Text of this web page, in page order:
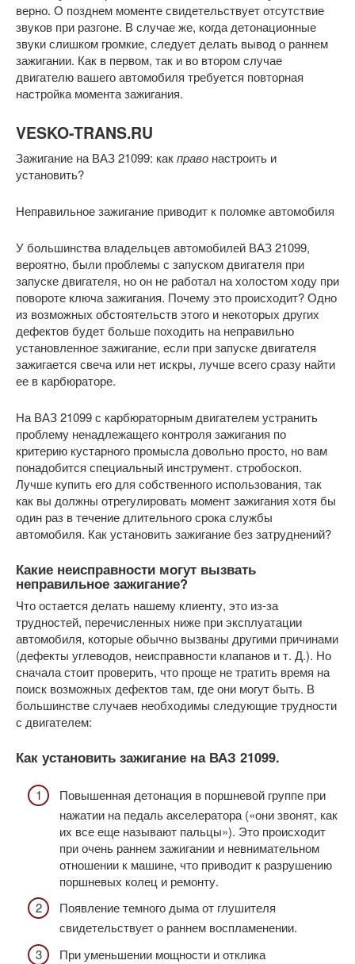
верно. О позднем моменте свидетельствует отсутствие
звуков при разгоне. В случае же, когда детонационные
звуки слишком громкие, следует делать вывод о раннем
зажигании. Как в первом, так и во втором случае
двигателю вашего автомобиля требуется повторная
настройка момента зажигания.
VESKO-TRANS.RU
Зажигание на ВАЗ 21099: какправо настроить и
установить?
Неправильное зажигание приводит к поломке автомобиля
У большинства владельцев автомобилей ВАЗ 21099,
вероятно, были проблемы с запуском двигателя при
запуске двигателя, но он не работал на холостом ходу при
повороте ключа зажигания. Почему это происходит? Одно
из возможных обстоятельств этого и некоторых других
дефектов будет больше походить на неправильно
установленное зажигание, если при запуске двигателя
зажигается свеча или нет искры, лучше всего сразу найти
ее в карбюраторе.
На ВАЗ 21099 с карбюраторным двигателем устранить
проблему ненадлежащего контроля зажигания по
критерию кустарного промысла довольно просто, но вам
понадобится специальный инструмент. стробоскоп.
Лучше купить его для собственного использования, так
как вы должны отрегулировать момент зажигания хотя бы
один раз в течение длительного срока службы
автомобиля. Как установить зажигание без затруднений?
Какие неисправности могут вызвать
неправильное зажигание?
Что остается делать нашему клиенту, это из-за
трудностей, перечисленных ниже при эксплуатации
автомобиля, которые обычно вызваны другими причинами
(дефекты углеводов, неисправности клапанов и т. Д.). Но
сначала стоит проверить, что проще не тратить время на
поиск возможных дефектов там, где они могут быть. В
большинстве случаев необходимы следующие трудности
с двигателем:
Как установить зажигание на ВАЗ 21099.
Повышенная детонация в поршневой группе при
нажатии на педаль акселератора («они звонят, как
их все еще называют пальцы»). Это происходит
при очень раннем зажигании и невнимательном
отношении к машине, что приводит к разрушению
поршневых колец и ремонту.
Появление темного дыма от глушителя
свидетельствует о раннем воспламенении.
При уменьшении мощности и отклика